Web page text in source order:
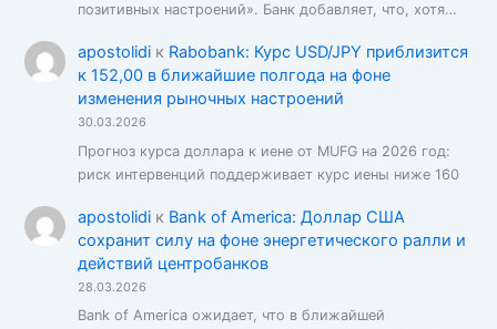
позитивных настроений». Банк добавляет, что, хотя…
apostolidiк Rabobank: Курс USD/JPY приблизится
к 152,00 в ближайшие полгода на фоне
изменения рыночных настроений
30.03.2026
Прогноз курса доллара к иене от MUFG на 2026 год:
риск интервенций поддерживает курс иены ниже 160
apostolidiк Bank of America: Доллар США
сохранит силу на фоне энергетического ралли и
действий центробанков
28.03.2026
Bank of America ожидает, что в ближайшей